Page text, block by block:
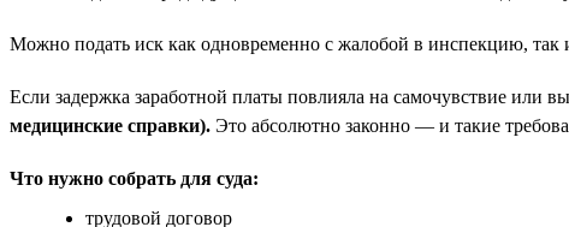
Можно подать иск как одновременно с жалобой в инспекцию, так
Если задержка заработной платы повлияла на самочувствие или
медицинские справки). Это абсолютно законно — и такие
Что нужно собрать для суда:
трудовой договор